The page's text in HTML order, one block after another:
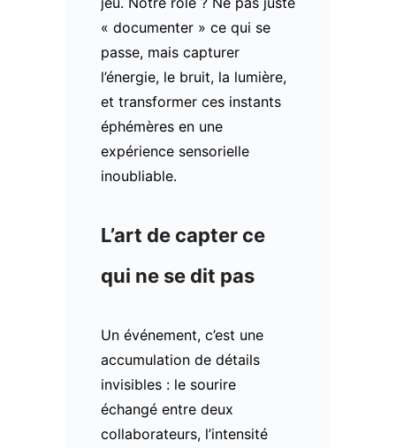
« documenter » ce qui se
passe, mais capturer
l’énergie, le bruit, la lumière,
et transformer ces instants
éphémères en une
expérience sensorielle
inoubliable.
L’art de capter ce
qui ne se dit pas
Un événement, c’est une
accumulation de détails
invisibles : le sourire
échangé entre deux
collaborateurs, l’intensité